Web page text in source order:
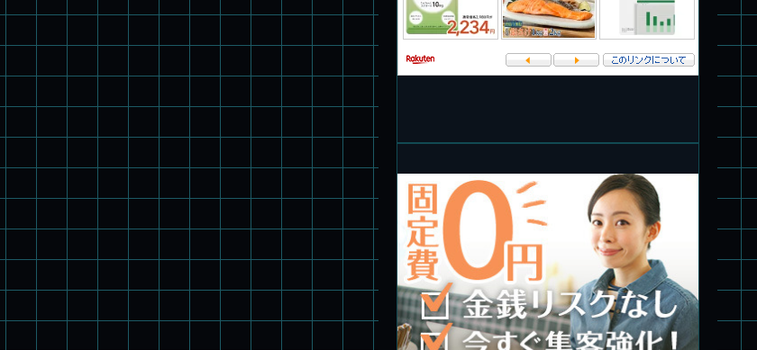
旧キット製作★アオシマ ロボダッチ モビルタマゴロー